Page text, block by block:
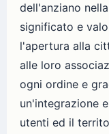
dell'anziano
significato e
l'apertura alla
alle loro
ogni ordine e
un'integrazione
utenti ed il